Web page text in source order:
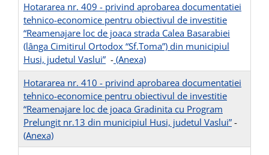
Hotararea nr. 409 - privind aprobarea documentatiei
tehnico-economice pentru obiectivul de investitie
“Reamenajare loc de joaca strada Calea Basarabiei
(lânga Cimitirul Ortodox “Sf.Toma”) din municipiul
Husi, judetul Vaslui” - (Anexa)
Hotararea nr. 410 - privind aprobarea documentatiei
tehnico-economice pentru obiectivul de investitie
“Reamenajare loc de joaca Gradinita cu Program
Prelungit nr.13 din municipiul Husi, judetul Vaslui” -
(Anexa)